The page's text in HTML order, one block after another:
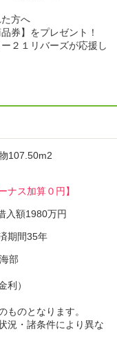
方へ
券】をプレゼント！
２１リバーズが応援し
107.50m2
ナス加算０円】
入額1980万円
期間35年
部
利）
のとなります。
況・諸条件により異な